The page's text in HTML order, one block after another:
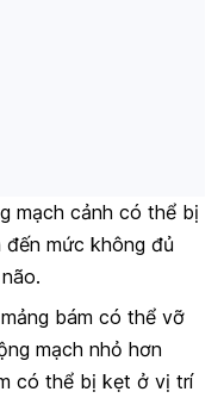
mạch cảnh có thể bị
mức không đủ
bám có thể vỡ
mạch nhỏ hơn
có thể bị kẹt ở vị trí